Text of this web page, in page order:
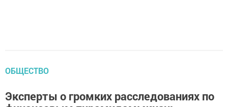
ОБЩЕСТВО
Эксперты о громких расследованиях по